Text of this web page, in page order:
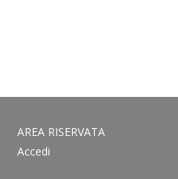
AREA RISERVATA
Accedi